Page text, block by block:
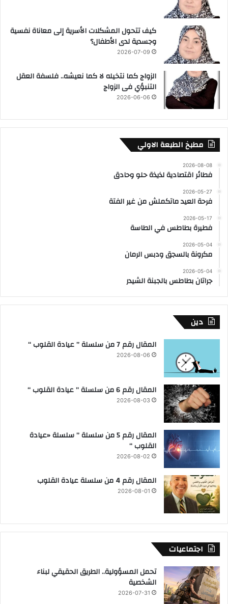
كيف تتحول المشكلات الأسرية إلى معاناة نفسية
وجسدية لدى الأطفال؟
2026-07-09
الزواج كما نتخيله لا كما نعيشه.. فلسفة العقل
التنبؤي فى الزواج
2026-06-06
مطبخ الطبعة الاولي
2026-08-08
فطائر اقتصادية لذيذة حلو وحادق
2026-05-27
فرحة العيد ماتكملش من غير الفتة
2026-05-17
فطيرة بطاطس في الطاسة
2026-05-04
مكرونة بالسجق ودبس الرمان
2026-05-04
جراتان بطاطس بالجبنة الشيدر
دين
المقال رقم 7 من سلسلة ” عيادة القلوب “
2026-08-06
المقال رقم 6 من سلسلة ” عيادة القلوب “
2026-08-03
المقال رقم 5 من سلسلة ” سلسلة «عيادة
القلوب “
2026-08-02
المقال رقم 4 من سلسلة عيادة القلوب
2026-08-01
اجتماعيات
تحمل المسؤولية.. الطريق الحقيقي لبناء
الشخصية
2026-07-31